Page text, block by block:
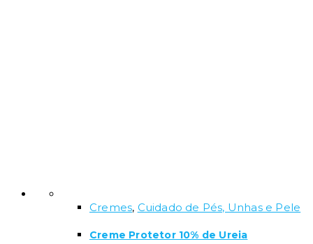
Cremes, Cuidado de Pés, Unhas e Pele
Creme Protetor 10% de Ureia